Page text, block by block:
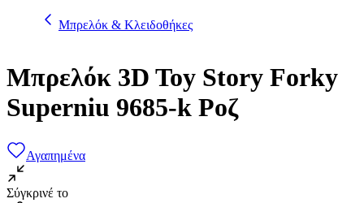
Μπρελόκ & Κλειδοθήκες
Μπρελόκ 3D Toy Story Forky
Superniu 9685-k Ροζ
Αγαπημένα
Σύγκρινέ το